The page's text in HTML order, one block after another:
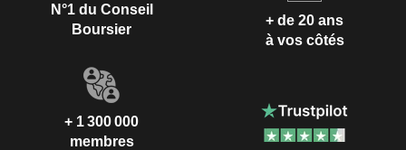
N°1 du Conseil
Boursier
+ de 20 ans
à vos côtés
+ 1 300 000
membres